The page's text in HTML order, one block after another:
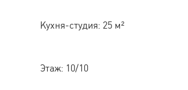
Кухня-студия: 25 м²
Этаж: 10/10